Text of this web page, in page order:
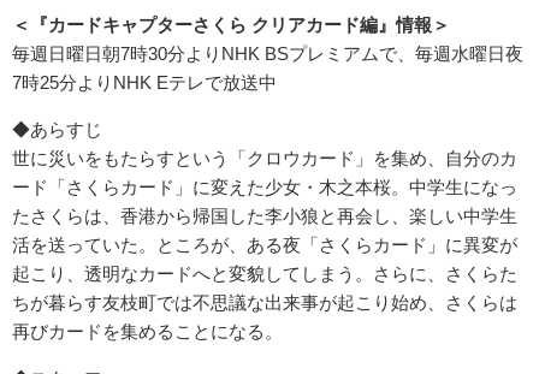
＜『カードキャプターさくら クリアカード編』情報＞
毎週日曜日朝7時30分よりNHK BSプレミアムで、毎週水曜日夜
7時25分よりNHK Eテレで放送中
◆あらすじ
世に災いをもたらすという「クロウカード」を集め、自分のカ
ード「さくらカード」に変えた少女・木之本桜。中学生になっ
たさくらは、香港から帰国した李小狼と再会し、楽しい中学生
活を送っていた。ところが、ある夜「さくらカード」に異変が
起こり、透明なカードへと変貌してしまう。さらに、さくらた
ちが暮らす友枝町では不思議な出来事が起こり始め、さくらは
再びカードを集めることになる。